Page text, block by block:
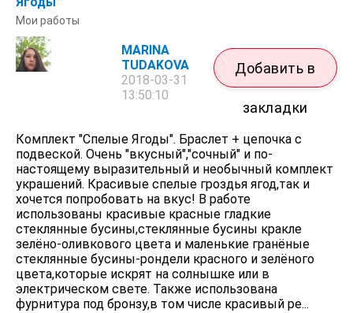
Мои работы
MARINA
TUDAKOVA
2018-03-31
13:50:10
Добавить в
закладки
Комплект "Спелые Ягоды". Браслет + цепочка с
подвеской. Очень "вкусный","сочный" и по-
настоящему выразительный и необычный комплект
украшений. Красивые спелые гроздья ягод,так и
хочется попробовать на вкус! В работе
использованы красивые красные гладкие
стеклянные бусины,стеклянные бусины кракле
зелёно-оливкового цвета и маленькие гранёные
стеклянные бусины-рондели красного и зелёного
цвета,которые искрят на солнышке или в
электрическом свете. Также использована
фурнитура под бронзу,в том числе красивый ре...